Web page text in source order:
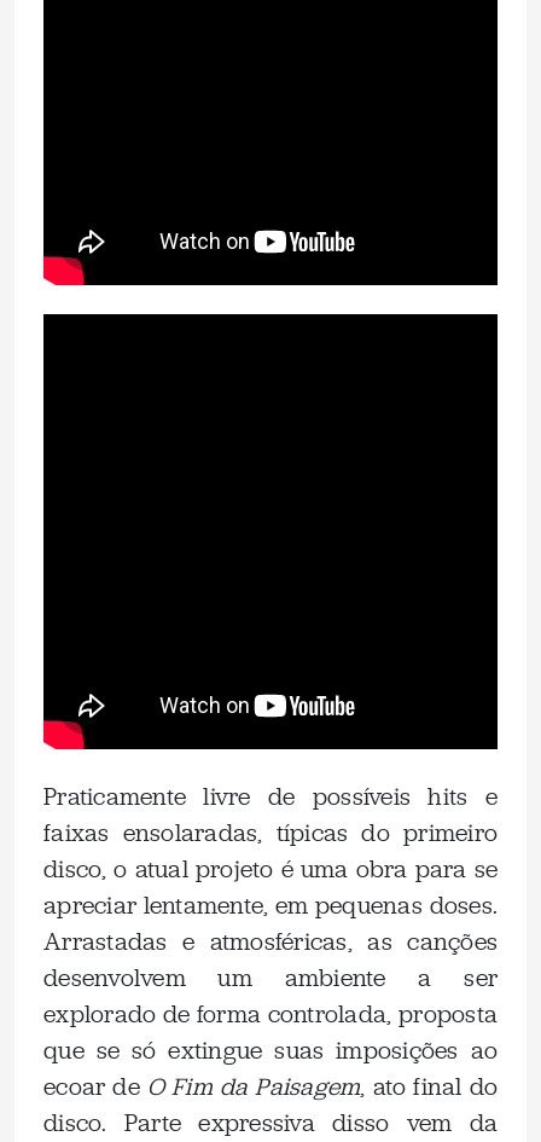
Praticamente livre de possíveis hits e
faixas ensolaradas, típicas do primeiro
disco, o atual projeto é uma obra para se
apreciar lentamente, em pequenas doses.
Arrastadas e atmosféricas, as canções
desenvolvem um ambiente a ser
explorado de forma controlada, proposta
que se só extingue suas imposições ao
ecoar de O Fim da Paisagem, ato final do
disco. Parte expressiva disso vem da